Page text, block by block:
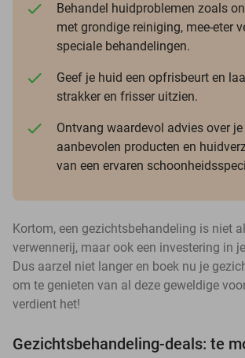
Behandel huidproblemen zoals
met grondige reiniging, mee-eter
speciale behandelingen.
Geef je huid een opfrisbeurt en
strakker en frisser uitzien.
Ontvang waardevol advies over
aanbevolen producten en
van een ervaren
Kortom, een gezichtsbehandeling is niet
verwennerij, maar ook een investering in
Dus aarzel niet langer en boek nu je
om te genieten van al deze geweldige
verdient het!
Gezichtsbehandeling-deals: te